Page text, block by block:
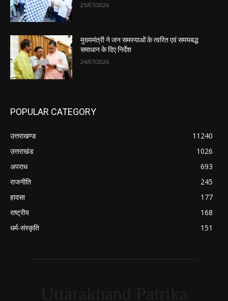
25/07/2026
मुख्यमंत्री ने जन समस्याओं के त्वरित एवं समयबद्ध
समाधान के दिए निर्देश
24/07/2026
POPULAR CATEGORY
उत्तराखण्ड
11240
उत्तराखंड
1026
अपराध
693
राजनीति
245
हादसा
177
राष्ट्रीय
168
धर्म-संस्कृति
151